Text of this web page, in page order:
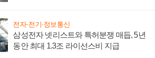
전자·전기·정보통신
삼성전자 넷리스트와 특허분쟁 매듭, 5년
동안 최대 1.3조 라이선스비 지급